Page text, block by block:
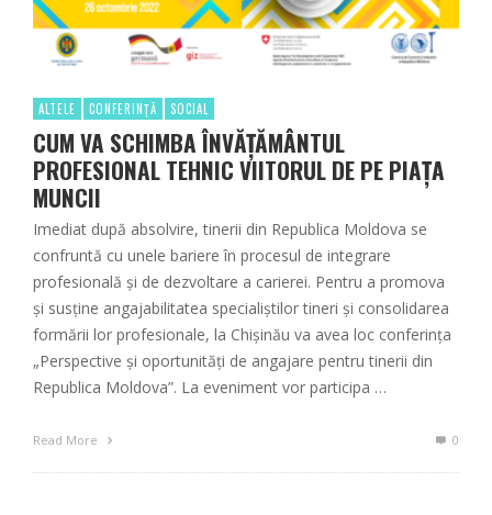
ALTELE CONFERINȚĂ SOCIAL
CUM VA SCHIMBA ÎNVĂȚĂMÂNTUL
PROFESIONAL TEHNIC VIITORUL DE PE PIAȚA
MUNCII
Imediat după absolvire, tinerii din Republica Moldova se
confruntă cu unele bariere în procesul de integrare
profesională și de dezvoltare a carierei. Pentru a promova
și susține angajabilitatea specialiștilor tineri și consolidarea
formării lor profesionale, la Chișinău va avea loc conferința
„Perspective și oportunități de angajare pentru tinerii din
Republica Moldova”. La eveniment vor participa …
Read More 0